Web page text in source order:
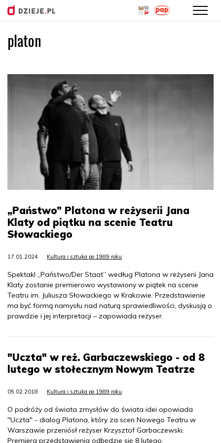
platon
„Państwo” Platona w reżyserii Jana
Klaty od piątku na scenie Teatru
Słowackiego
17.01.2024 Kultura i sztuka po 1989 roku
Spektakl „Państwo/Der Staat” według Platona w reżyserii Jana
Klaty zostanie premierowo wystawiony w piątek na scenie
Teatru im. Juliusza Słowackiego w Krakowie. Przedstawienie
ma być formą namysłu nad naturą sprawiedliwości, dyskusją o
prawdzie i jej interpretacji – zapowiada reżyser.
"Uczta" w reż. Garbaczewskiego - od 8
lutego w stołecznym Nowym Teatrze
05.02.2018 Kultura i sztuka po 1989 roku
O podróży od świata zmysłów do świata idei opowiada
"Uczta" - dialog Platona, który za scen Nowego Teatru w
Warszawie przeniósł reżyser Krzysztof Garbaczewski.
Premiera przedstawienia odbędzie się 8 lutego.